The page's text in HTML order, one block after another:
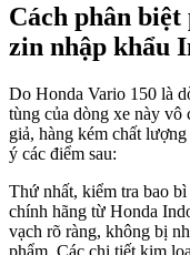
Cách phân
zin nhập khẩu
Do Honda Vario 150 là
tùng của dòng xe này vô
giả, hàng kém chất
ý các điểm sau:
Thứ nhất, kiểm tra bao
chính hãng từ Honda
vạch rõ ràng, không bị
phẩm. Các chi tiết kim